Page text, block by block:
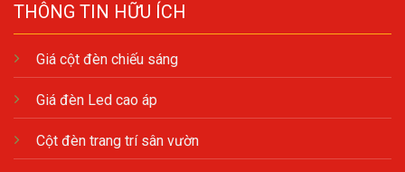
THÔNG TIN HỮU ÍCH
Giá cột đèn chiếu sáng
Giá đèn Led cao áp
Cột đèn trang trí sân vườn